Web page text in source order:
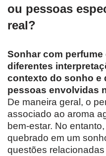
ou pessoas
real?
Sonhar com
diferentes
contexto do sonho e
pessoas envolvidas
De maneira geral, o
associado ao aroma
bem-estar. No
quebrado em um
questões